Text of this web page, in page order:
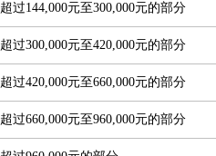
超过144,000元至300,000元的部分
超过300,000元至420,000元的部分
超过420,000元至660,000元的部分
超过660,000元至960,000元的部分